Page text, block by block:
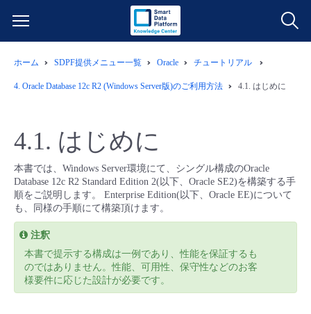
サービス一覧
クラウド/サーバー
ネットワーク
モニタリング/監査
データ利活用
クラウド/サーバー
IoT
料金情報
料金シミュレーター
クラウド/サーバー
ご利用開始ガイド
- 管理機能
ユースケース
- バックアップ
故障/メンテナンス情報
ホーム SDPF提供メニュー一覧 Oracle チュートリアル
4. Oracle Database 12c R2 (Windows Server版)のご利用方法 4.1. はじめに
4.1. はじめに
本書では、Windows Server環境にて、シングル構成のOracle
Database 12c R2 Standard Edition 2(以下、Oracle SE2)を構築する手
順をご説明します。 Enterprise Edition(以下、Oracle EE)について
も、同様の手順にて構築頂けます。
注釈
本書で提示する構成は一例であり、性能を保証するも
のではありません。性能、可用性、保守性などのお客
様要件に応じた設計が必要です。